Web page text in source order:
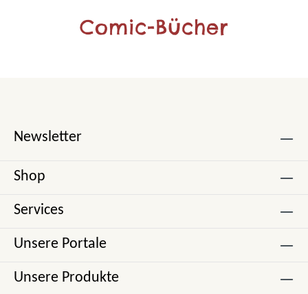
Comic-Bücher
Newsletter
Shop
Services
Unsere Portale
Unsere Produkte